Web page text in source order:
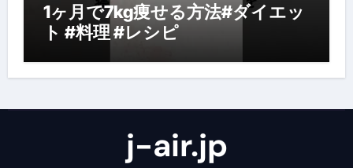
1ヶ月で7kg痩せる方法#ダイエッ
ト #料理 #レシピ
j-air.jp